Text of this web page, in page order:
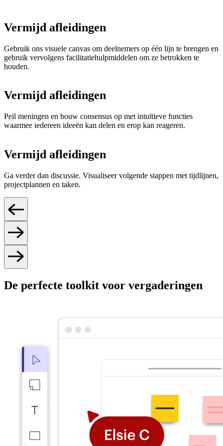
Vermijd afleidingen
Gebruik ons visuele canvas om deelnemers op één lijn te brengen en
gebruik vervolgens facilitatiehulpmiddelen om ze betrokken te
houden.
Vermijd afleidingen
Peil meningen en bouw consensus op met intuïtieve functies
waarmee iedereen ideeën kan delen en erop kan reageren.
Vermijd afleidingen
Ga verder dan discussie. Visualiseer volgende stappen met tijdlijnen,
projectplannen en taken.
De perfecte toolkit voor vergaderingen